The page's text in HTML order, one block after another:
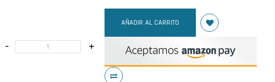
- +
AÑADIR AL CARRITO